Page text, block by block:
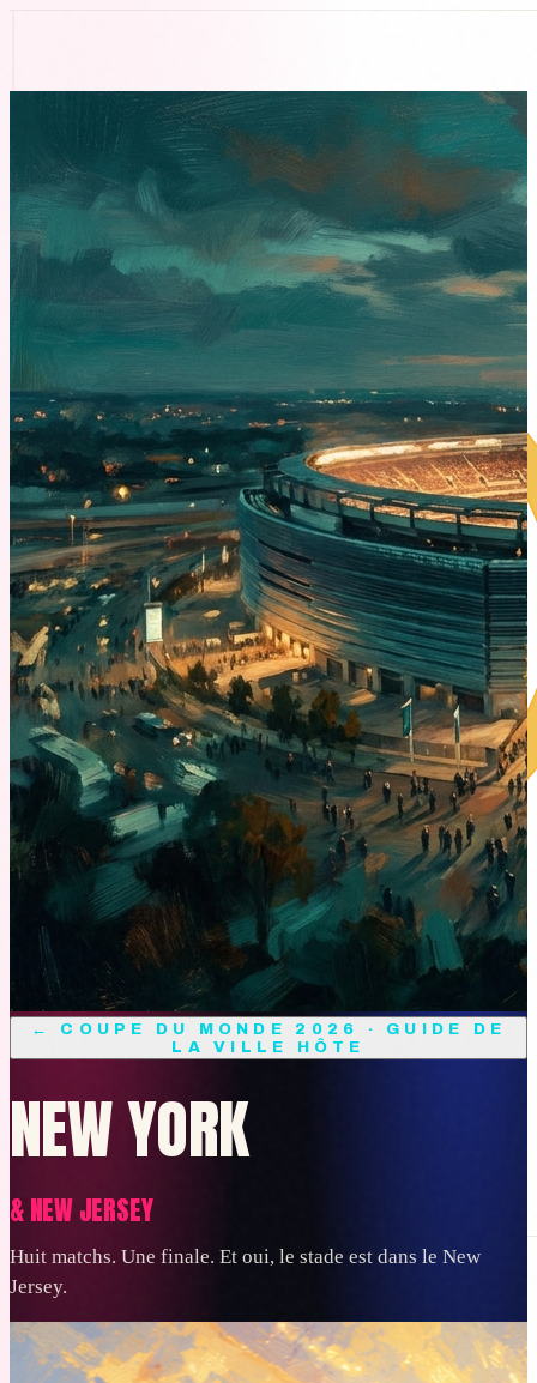
PlanifierRéserver BagagesVisas et documentsSur place Budget Tout voir
← COUPE DU MONDE 2026 · GUIDE DE
LA VILLE HÔTE
NEW YORK
& NEW JERSEY
Huit matchs. Une finale. Et oui, le stade est dans le New
Jersey.